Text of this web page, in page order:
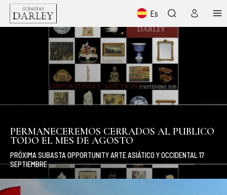
Es
PERMANECEREMOS CERRADOS AL PUBLICO
TODO EL MES DE AGOSTO
PRÓXIMA SUBASTA OPPORTUNITY ARTE ASIÁTICO Y OCCIDENTAL 17
SEPTIEMBRE